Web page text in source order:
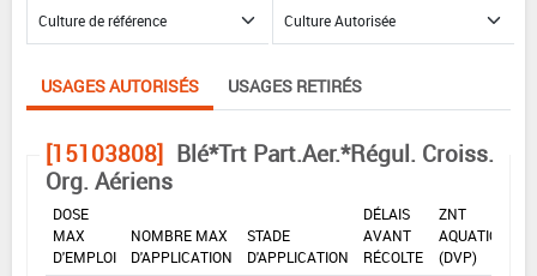
USAGES AUTORISÉS USAGES RETIRÉS
[15103808] Blé*Trt Part.Aer.*Régul. Croiss.
Org. Aériens
DOSE
MAX
D'EMPLOI
NOMBRE MAX
D'APPLICATION
STADE
D'APPLICATION
DÉLAIS
AVANT
RÉCOLTE
ZNT
AQUATIQUE
(DVP)